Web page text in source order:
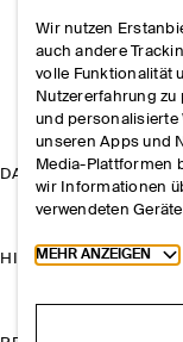
DAS UNTERNEHMEN
HILFE
Wir nutzen
auch andere
volle Funktionalität
Nutzererfahrung
und personalisierte
unseren Apps und
Media-Plattformen
wir Informationen
verwendeten
Toggle more
MEHR ANZEIGEN